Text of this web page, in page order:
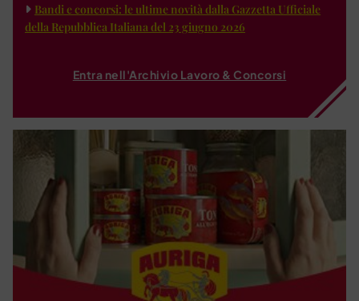
Bandi e concorsi: le ultime novità dalla Gazzetta Ufficiale
della Repubblica Italiana del 23 giugno 2026
Entra nell'Archivio Lavoro & Concorsi